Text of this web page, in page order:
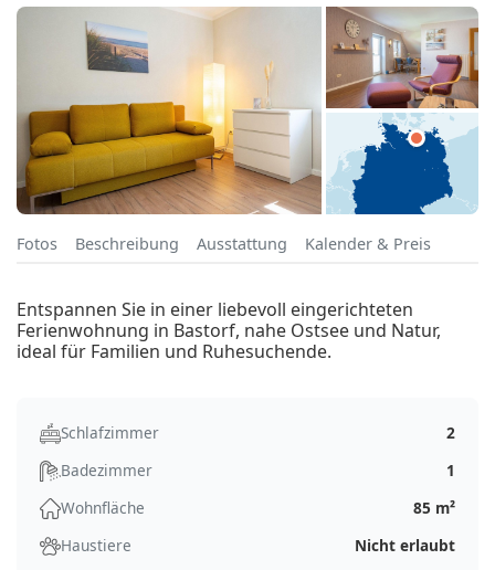
Fotos Beschreibung Ausstattung Kalender & Preis
Entspannen Sie in einer liebevoll eingerichteten
Ferienwohnung in Bastorf, nahe Ostsee und Natur,
ideal für Familien und Ruhesuchende.
Schlafzimmer
2
Badezimmer
1
Wohnfläche
85 m²
Haustiere
Nicht erlaubt